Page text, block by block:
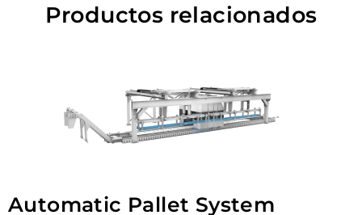
Productos relacionados
Automatic Pallet System